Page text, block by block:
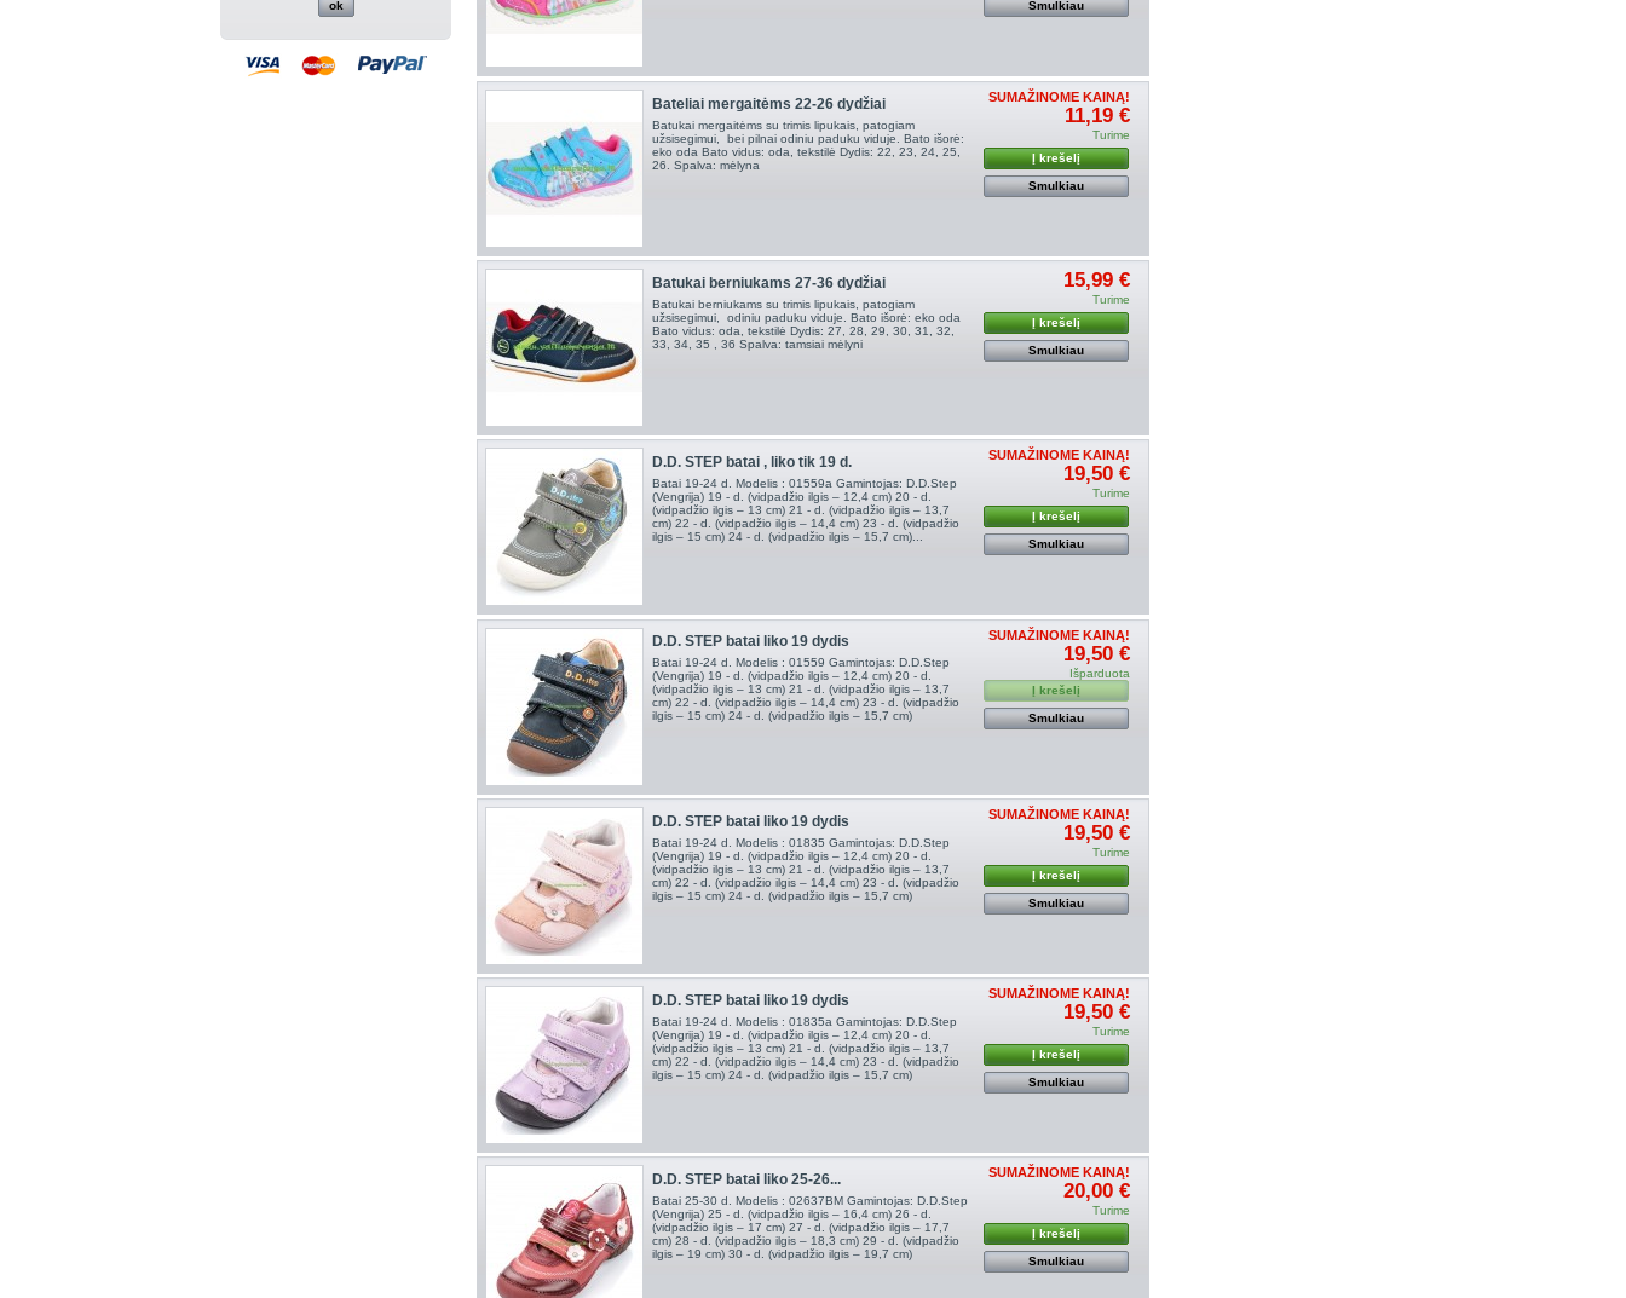
Smulkiau
Bateliai mergaitėms 22-26 dydžiai
Batukai mergaitėms su trimis lipukais, patogiam
užsisegimui, bei pilnai odiniu paduku viduje. Bato išorė:
eko oda Bato vidus: oda, tekstilė Dydis: 22, 23, 24, 25,
26. Spalva: mėlyna
SUMAŽINOME KAINĄ!
11,19 €
Turime
Į krešelį
Smulkiau
Batukai berniukams 27-36 dydžiai
Batukai berniukams su trimis lipukais, patogiam
užsisegimui, odiniu paduku viduje. Bato išorė: eko oda
Bato vidus: oda, tekstilė Dydis: 27, 28, 29, 30, 31, 32,
33, 34, 35 , 36 Spalva: tamsiai mėlyni
15,99 €
Turime
Į krešelį
Smulkiau
D.D. STEP batai , liko tik 19 d.
Batai 19-24 d. Modelis : 01559a Gamintojas: D.D.Step
(Vengrija) 19 - d. (vidpadžio ilgis – 12,4 cm) 20 - d.
(vidpadžio ilgis – 13 cm) 21 - d. (vidpadžio ilgis – 13,7
cm) 22 - d. (vidpadžio ilgis – 14,4 cm) 23 - d. (vidpadžio
ilgis – 15 cm) 24 - d. (vidpadžio ilgis – 15,7 cm)...
SUMAŽINOME KAINĄ!
19,50 €
Turime
Į krešelį
Smulkiau
D.D. STEP batai liko 19 dydis
Batai 19-24 d. Modelis : 01559 Gamintojas: D.D.Step
(Vengrija) 19 - d. (vidpadžio ilgis – 12,4 cm) 20 - d.
(vidpadžio ilgis – 13 cm) 21 - d. (vidpadžio ilgis – 13,7
cm) 22 - d. (vidpadžio ilgis – 14,4 cm) 23 - d. (vidpadžio
ilgis – 15 cm) 24 - d. (vidpadžio ilgis – 15,7 cm)
SUMAŽINOME KAINĄ!
19,50 €
Išparduota
Į krešelį
Smulkiau
D.D. STEP batai liko 19 dydis
Batai 19-24 d. Modelis : 01835 Gamintojas: D.D.Step
(Vengrija) 19 - d. (vidpadžio ilgis – 12,4 cm) 20 - d.
(vidpadžio ilgis – 13 cm) 21 - d. (vidpadžio ilgis – 13,7
cm) 22 - d. (vidpadžio ilgis – 14,4 cm) 23 - d. (vidpadžio
ilgis – 15 cm) 24 - d. (vidpadžio ilgis – 15,7 cm)
SUMAŽINOME KAINĄ!
19,50 €
Turime
Į krešelį
Smulkiau
D.D. STEP batai liko 19 dydis
Batai 19-24 d. Modelis : 01835a Gamintojas: D.D.Step
(Vengrija) 19 - d. (vidpadžio ilgis – 12,4 cm) 20 - d.
(vidpadžio ilgis – 13 cm) 21 - d. (vidpadžio ilgis – 13,7
cm) 22 - d. (vidpadžio ilgis – 14,4 cm) 23 - d. (vidpadžio
ilgis – 15 cm) 24 - d. (vidpadžio ilgis – 15,7 cm)
SUMAŽINOME KAINĄ!
19,50 €
Turime
Į krešelį
Smulkiau
D.D. STEP batai liko 25-26...
Batai 25-30 d. Modelis : 02637BM Gamintojas: D.D.Step
(Vengrija) 25 - d. (vidpadžio ilgis – 16,4 cm) 26 - d.
(vidpadžio ilgis – 17 cm) 27 - d. (vidpadžio ilgis – 17,7
cm) 28 - d. (vidpadžio ilgis – 18,3 cm) 29 - d. (vidpadžio
ilgis – 19 cm) 30 - d. (vidpadžio ilgis – 19,7 cm)
SUMAŽINOME KAINĄ!
20,00 €
Turime
Į krešelį
Smulkiau